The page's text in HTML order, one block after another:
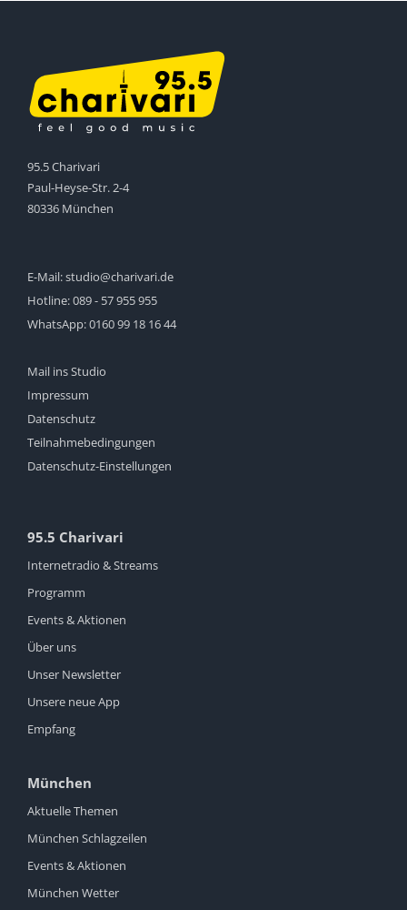
95.5 Charivari
Paul-Heyse-Str. 2-4
80336 München
E-Mail:studio@charivari.de
Hotline:089 - 57 955 955
WhatsApp:0160 99 18 16 44
Mail ins Studio
Impressum
Datenschutz
Teilnahmebedingungen
Datenschutz-Einstellungen
95.5 Charivari
Internetradio & Streams
Programm
Events & Aktionen
Über uns
Unser Newsletter
Unsere neue App
Empfang
München
Aktuelle Themen
München Schlagzeilen
Events & Aktionen
München Wetter